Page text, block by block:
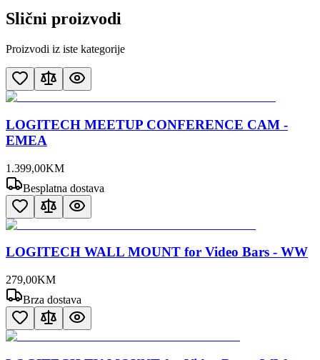
Slični proizvodi
Proizvodi iz iste kategorije
LOGITECH MEETUP CONFERENCE CAM -
EMEA
1.399,00KM
Besplatna dostava
LOGITECH WALL MOUNT for Video Bars - WW
279,00KM
Brza dostava